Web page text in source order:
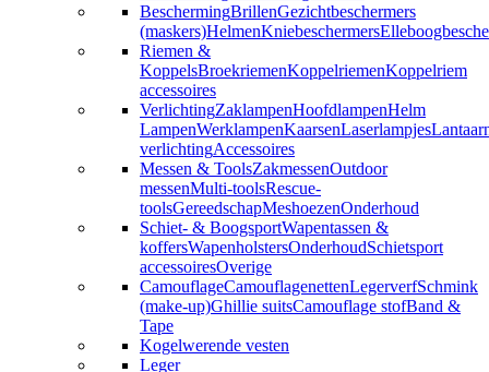
BeschermingBrillenGezichtbeschermers
(maskers)HelmenKniebeschermers
Riemen &
KoppelsBroekriemenKoppelriemenKoppelriem
accessoires
VerlichtingZaklampenHoofdlampenHelm
LampenWerklampenKaarsenLaserlampjes
verlichtingAccessoires
Messen & ToolsZakmessenOutdoor
messenMulti-toolsRescue-
toolsGereedschapMeshoezenOnderhoud
Schiet- & BoogsportWapentassen &
koffersWapenholstersOnderhoudSchietsport
accessoiresOverige
CamouflageCamouflagenettenLegerverfSchmink
(make-up)Ghillie suitsCamouflage stofBand &
Tape
Kogelwerende vesten
Leger